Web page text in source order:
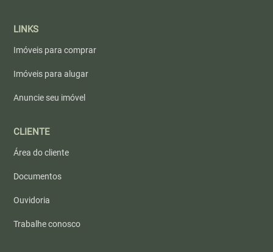
LINKS
Imóveis para comprar
Imóveis para alugar
Anuncie seu imóvel
CLIENTE
Área do cliente
Documentos
Ouvidoria
Trabalhe conosco